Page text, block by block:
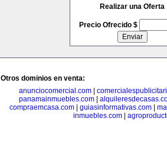
Realizar una Oferta
Precio Ofrecido $
Otros dominios en venta:
anunciocomercial.com
panamainmuebles.com|
compraemcasa.com
guiasinformativas.com
inmuebles.com